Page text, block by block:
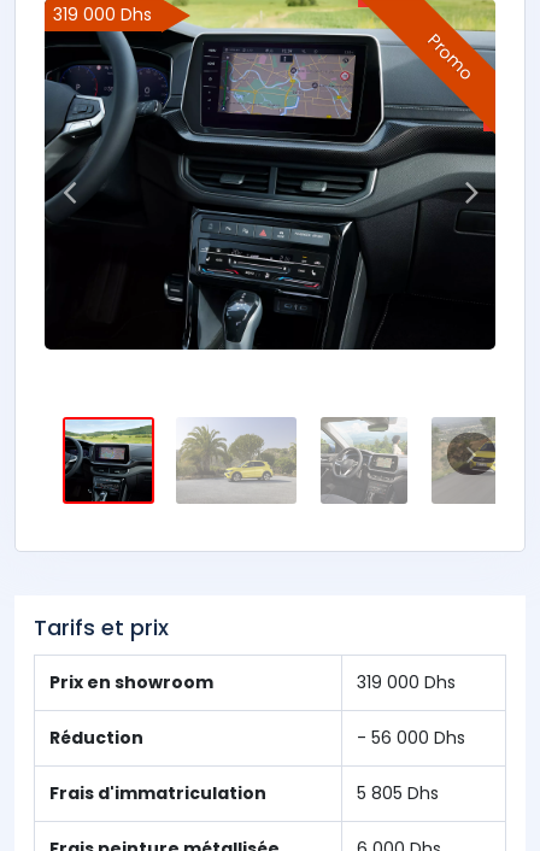
Promo
319 000 Dhs
Tarifs et prix
Prix en showroom 319 000 Dhs
Réduction - 56 000 Dhs
Frais d'immatriculation 5 805 Dhs